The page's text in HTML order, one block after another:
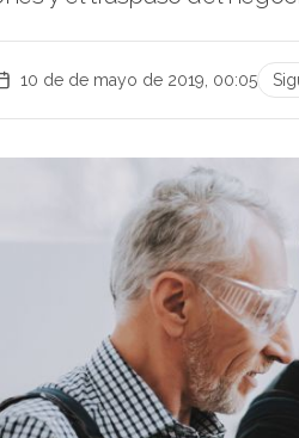
10 de de mayo de 2019, 00:05